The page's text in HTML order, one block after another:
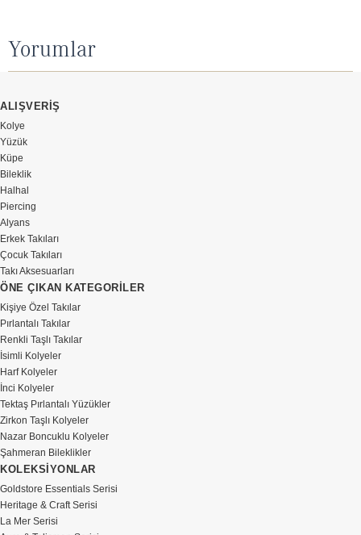
Yorumlar
ALIŞVERİŞ
Kolye
Yüzük
Küpe
Bileklik
Halhal
Piercing
Alyans
Erkek Takıları
Çocuk Takıları
Takı Aksesuarları
ÖNE ÇIKAN KATEGORİLER
Kişiye Özel Takılar
Pırlantalı Takılar
Renkli Taşlı Takılar
İsimli Kolyeler
Harf Kolyeler
İnci Kolyeler
Tektaş Pırlantalı Yüzükler
Zirkon Taşlı Kolyeler
Nazar Boncuklu Kolyeler
Şahmeran Bileklikler
KOLEKSİYONLAR
Goldstore Essentials Serisi
Heritage & Craft Serisi
La Mer Serisi